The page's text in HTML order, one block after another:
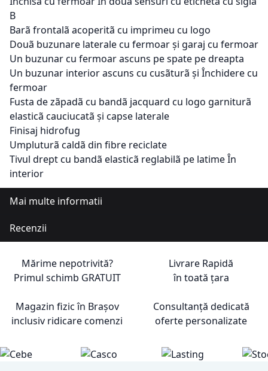
B
Barã frontalã acoperitã cu imprimeu cu logo
Douã buzunare laterale cu fermoar și garaj cu fermoar
Un buzunar cu fermoar ascuns pe spate pe dreapta
Un buzunar interior ascuns cu cusãturã și Închidere cu
fermoar
Fusta de zãpadã cu bandã jacquard cu logo garniturã
elasticã cauciucatã și capse laterale
Finisaj hidrofug
Umpluturã caldã din fibre reciclate
Tivul drept cu bandã elasticã reglabilã pe latime În
interior
Mai multe informatii
Recenzii
Mărime nepotrivită?
Primul schimb GRATUIT
Livrare Rapidă
în toată țara
Magazin fizic în Brașov
inclusiv ridicare comenzi
Consultanță dedicată
oferte personalizate